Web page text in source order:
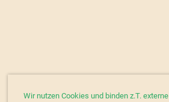
Wir nutzen Cookies und binden z.T. externe